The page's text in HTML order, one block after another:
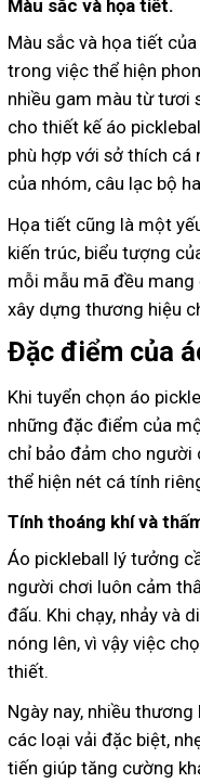
Màu sắc và họa tiết.
Màu sắc và họa tiết
trong việc thể hiện
nhiều gam màu từ tươi
cho thiết kế áo
phù hợp với sở thích
của nhóm, câu lạc bộ
Họa tiết cũng là một
kiến trúc, biểu tượng
mỗi mẫu mã đều
xây dựng thương hiệu
Đặc điểm của
Khi tuyển chọn áo
những đặc điểm của
chỉ bảo đảm cho người
thể hiện nét cá tính
Tính thoáng khí và
Áo pickleball lý tưởng
người chơi luôn cảm
đấu. Khi chạy, nhảy và
nóng lên, vì vậy việc
thiết.
Ngày nay, nhiều
các loại vải đặc biệt,
tiến giúp tăng cường